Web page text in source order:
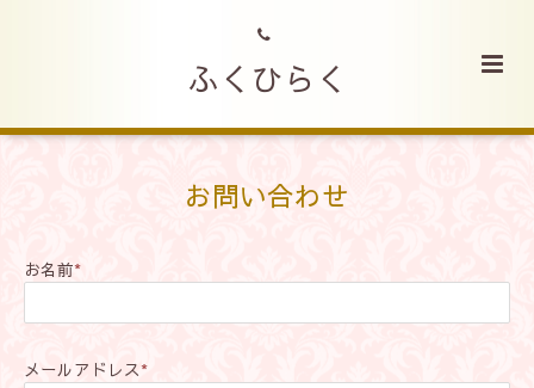
ふくひらく
お問い合わせ
お名前*
メールアドレス*